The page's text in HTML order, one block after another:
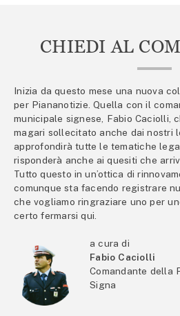
CHIEDI AL
Inizia da questo mese una nuova
per Piananotizie. Quella con il
municipale signese, Fabio Caciolli,
magari sollecitato anche dai nostri
approfondirà tutte le tematiche
risponderà anche ai quesiti che
Tutto questo in un’ottica di
comunque sta facendo registrare
che vogliamo ringraziare uno per
certo fermarsi qui.
a cura di
Fabio Caciolli
Comandante della
Signa